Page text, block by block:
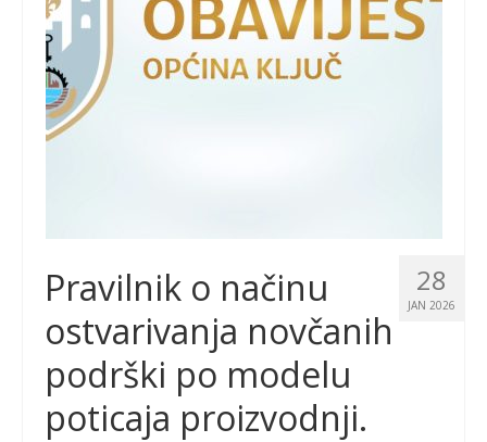
28
JAN 2026
Pravilnik o načinu
ostvarivanja novčanih
podrški po modelu
poticaja proizvodnji.